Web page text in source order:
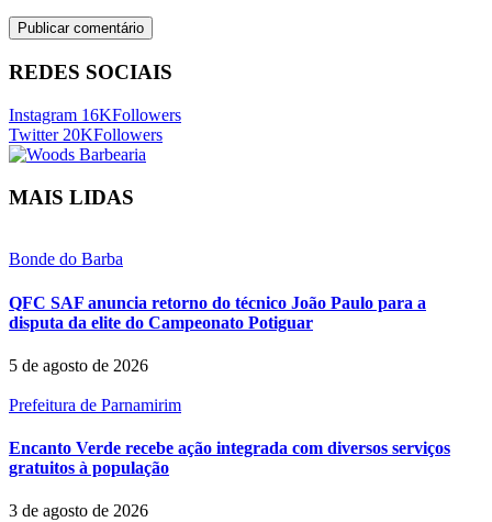
REDES SOCIAIS
Instagram 16KFollowers
Twitter 20KFollowers
MAIS LIDAS
Bonde do Barba
QFC SAF anuncia retorno do técnico João Paulo para a
disputa da elite do Campeonato Potiguar
5 de agosto de 2026
Prefeitura de Parnamirim
Encanto Verde recebe ação integrada com diversos serviços
gratuitos à população
3 de agosto de 2026